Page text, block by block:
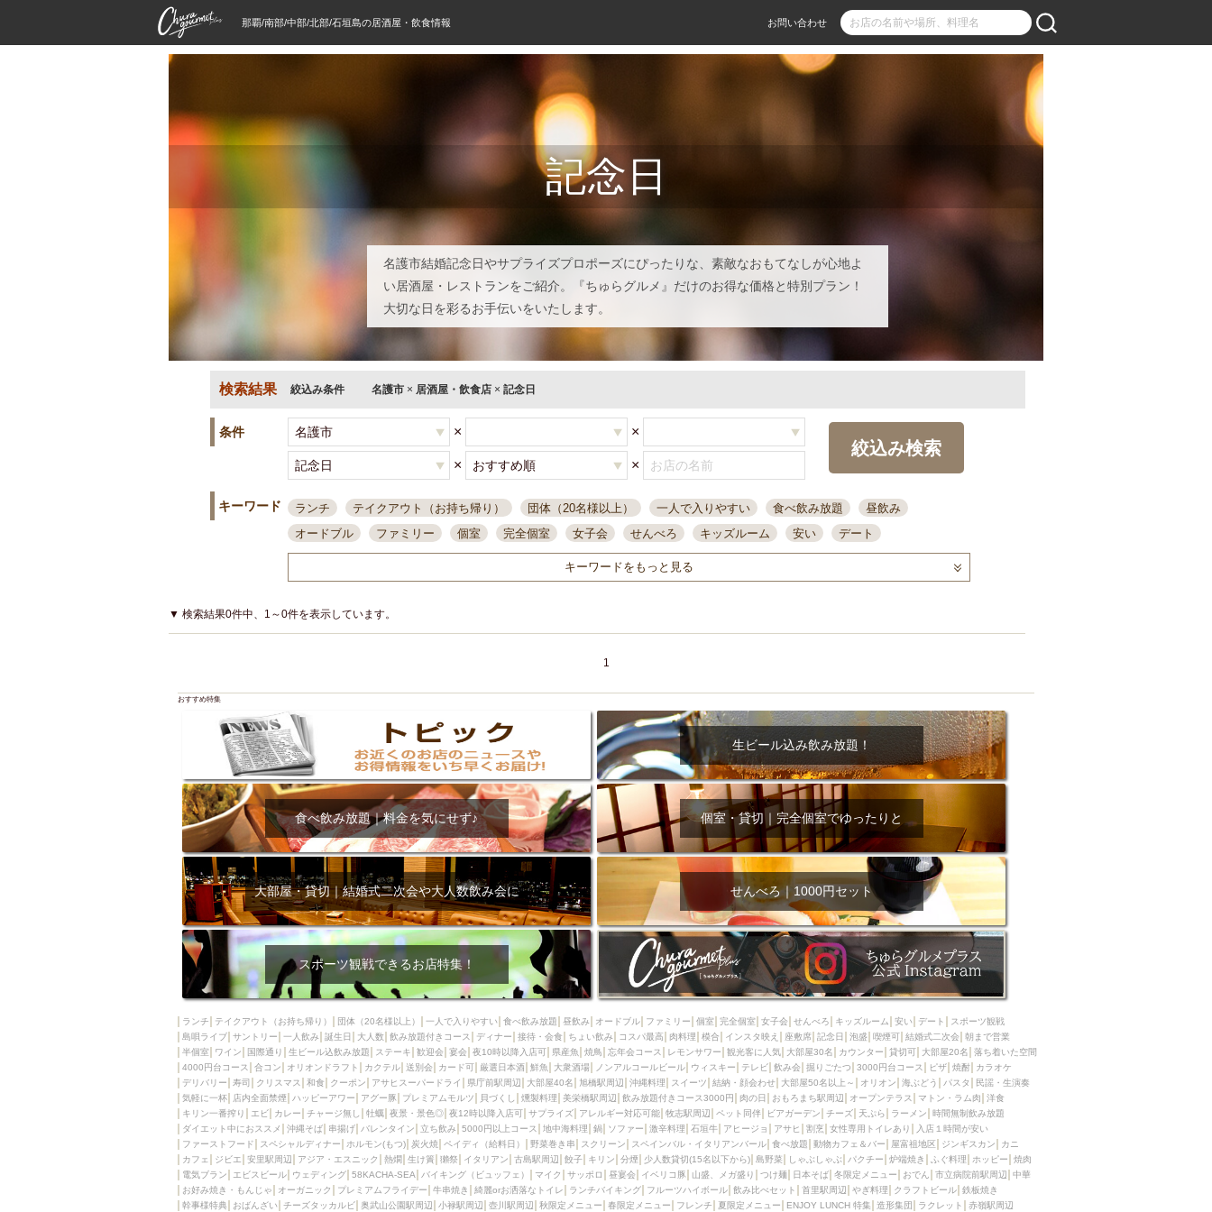
那覇/南部/中部/北部/石垣島の居酒屋・飲食情報 お問い合わせ
記念日
名護市結婚記念日やサプライズプロポーズにぴったりな、素敵なおもてなしが心地よ
い居酒屋・レストランをご紹介。『ちゅらグルメ』だけのお得な価格と特別プラン！
大切な日を彩るお手伝いをいたします。
検索結果 絞込み条件 名護市 × 居酒屋・飲食店 × 記念日
条件 × ×
× ×
絞込み検索
キーワード ランチ テイクアウト（お持ち帰り） 団体（20名様以上） 一人で入りやすい 食べ飲み放題
昼飲み
オードブル
ファミリー 個室 完全個室 女子会 せんべろ キッズルーム 安い
デート
一人飲み 誕生日 大人数
接待・会食
ちょい飲み コスパ最高 肉料理 模合 インスタ映え 座敷席 記念日 泡盛
喫煙可
結婚式二次会
夜10時以降入店可
県産魚 焼鳥 忘年会コース レモンサワー 観光客に人気 大部屋30名
カウンター
4000円台コース
デリバリー 寿司 クリスマス 和食
クーポン
アサヒスーパードライ
県庁前駅周辺 旭橋駅周辺 沖縄料理 スイーツ
結納・顔会わせ
大部屋50名以上～
オリオン 海ぶどう 民謡・生演奏 気軽に一杯
店内全面禁煙
ハッピーアワー
アグー豚 プレミアムモルツ 貝づくし 燻製料理
美栄橋駅周辺
飲み放題付きコース3000円
肉の日 おもろまち駅周辺 オープンテラス マトン・ラム肉
洋食
キリン一番搾り
エビ カレー チャージ無し 牡蠣 夜景・景色◎ 夜12時以降入店可
サプライズ
アレルギー対応可能
牧志駅周辺 ペット同伴 ビアガーデン 天ぷら
時間無制飲み放題
ダイエット中におススメ
沖縄そば 串揚げ バレンタイン 立ち飲み 5000円以上コース 地中海料理
鍋
ソファー
激辛料理 石垣牛 アヒージョ アサヒ 割烹 女性専用トイレあり
入店１時間が安い
ファーストフード
スペシャルディナー ホルモン(もつ) 炭火焼 ペイディ（給料日）
野菜巻き串
スクリーン
スペインバル・イタリアンバール 食べ放題 動物カフェ＆バー 屋富祖地区
ジンギスカン
カニ
カフェ ジビエ 安里駅周辺 アジア・エスニック 熱燗 生け簀 獺祭 イタリアン
古島駅周辺
分煙 少人数貸切(15名以下から) しゃぶしゃぶ パクチー 炉端焼き
ふぐ料理
ホッピー
焼肉 電気ブラン エビスビール ウェディング 58KACHA-SEA
バイキング（ビュッフェ）
マイク
サッポロ 昼宴会 イベリコ豚 山盛、メガ盛り つけ麺 日本そば 冬限定メニュー
おでん
市立病院前駅周辺
中華 お好み焼き・もんじゃ オーガニック プレミアムフライデー
牛串焼き
綺麗orお洒落なトイレ
ランチバイキング フルーツハイボール 飲み比べセット 首里駅周辺
やぎ料理
クラフトビール
鉄板焼き 幹事様特典 おばんざい チーズタッカルビ 奥武山公園駅周辺
小禄駅周辺
壺川駅周辺
秋限定メニュー 春限定メニュー フレンチ 夏限定メニュー ENJOY LUNCH 特集
造形集団
ラクレット
赤嶺駅周辺 シードル 那覇空港駅周辺 儀保駅周辺
キーワードをもっと見る
▼ 検索結果0件中、1～0件を表示しています。
1
おすすめ特集
生ビール込み飲み放題！
食べ飲み放題｜料金を気にせず♪ 個室・貸切｜完全個室でゆったりと
大部屋・貸切｜結婚式二次会や大人数飲み会に せんべろ｜1000円セット
スポーツ観戦できるお店特集！
ランチ テイクアウト（お持ち帰り） 団体（20名様以上） 一人で入りやすい 食べ飲み放題 昼飲み オードブル ファミリー 個室 完全個室 女子会 せんべろ キッズルーム 安い デート
スポーツ観戦
島唄ライブ サントリー 一人飲み 誕生日 大人数 飲み放題付きコース ディナー 接待・会食 ちょい飲み コスパ最高 肉料理 模合 インスタ映え 座敷席 記念日 泡盛 喫煙可 結婚式二次会 朝まで営業
半個室
ワイン 国際通り 生ビール込飲み放題 ステーキ 歓迎会 宴会 夜10時以降入店可 県産魚 焼鳥 忘年会コース レモンサワー 観光客に人気 大部屋30名 カウンター 貸切可 大部屋20名
落ち着いた空間
4000円台コース
合コン オリオンドラフト カクテル 送別会 カード可 厳選日本酒 鮮魚 大衆酒場 ノンアルコールビール ウィスキー テレビ 飲み会 掘りごたつ 3000円台コース ピザ 焼酎
カラオケ
デリバリー
寿司 クリスマス 和食 クーポン アサヒスーパードライ 県庁前駅周辺 大部屋40名 旭橋駅周辺 沖縄料理 スイーツ 結納・顔会わせ 大部屋50名以上～ オリオン 海ぶどう パスタ
民謡・生演奏
気軽に一杯
店内全面禁煙 ハッピーアワー アグー豚 プレミアムモルツ 貝づくし 燻製料理 美栄橋駅周辺 飲み放題付きコース3000円 肉の日 おもろまち駅周辺 オープンテラス マトン・ラム肉
洋食
キリン一番搾り
エビ カレー チャージ無し 牡蠣 夜景・景色◎ 夜12時以降入店可 サプライズ アレルギー対応可能 牧志駅周辺 ペット同伴 ビアガーデン チーズ 天ぷら ラーメン
時間無制飲み放題
ダイエット中におススメ
沖縄そば 串揚げ バレンタイン 立ち飲み 5000円以上コース 地中海料理 鍋 ソファー 激辛料理 石垣牛 アヒージョ アサヒ 割烹 女性専用トイレあり
入店１時間が安い
ファーストフード
スペシャルディナー ホルモン(もつ) 炭火焼 ペイディ（給料日） 野菜巻き串 スクリーン スペインバル・イタリアンバール 食べ放題 動物カフェ＆バー 屋富祖地区 ジンギスカン
カニ
カフェ
ジビエ 安里駅周辺 アジア・エスニック 熱燗 生け簀 獺祭 イタリアン 古島駅周辺 餃子 キリン 分煙 少人数貸切(15名以下から) 島野菜 しゃぶしゃぶ パクチー 炉端焼き ふぐ料理 ホッピー
焼肉
電気ブラン
エビスビール ウェディング 58KACHA-SEA バイキング（ビュッフェ） マイク サッポロ 昼宴会 イベリコ豚 山盛、メガ盛り つけ麺 日本そば 冬限定メニュー おでん 市立病院前駅周辺
中華
お好み焼き・もんじゃ
オーガニック プレミアムフライデー 牛串焼き 綺麗orお洒落なトイレ ランチバイキング フルーツハイボール 飲み比べセット 首里駅周辺 やぎ料理 クラフトビール 鉄板焼き
幹事様特典
おばんざい チーズタッカルビ 奥武山公園駅周辺 小禄駅周辺 壺川駅周辺 秋限定メニュー 春限定メニュー フレンチ 夏限定メニュー ENJOY LUNCH 特集 造形集団 ラクレット 赤嶺駅周辺